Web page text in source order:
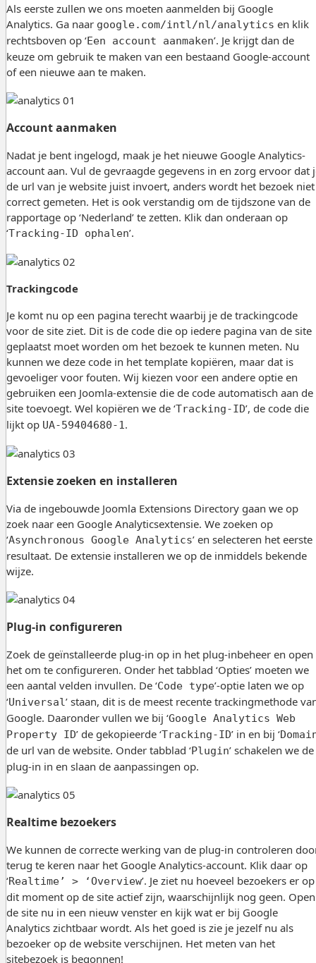
Als eerste zullen we ons moeten aanmelden bij Google
Analytics. Ga naar google.com/intl/nl/analytics en klik
rechtsboven op ‘Een account aanmaken’. Je krijgt dan de
keuze om gebruik te maken van een bestaand Google-account
of een nieuwe aan te maken.
Account aanmaken
Nadat je bent ingelogd, maak je het nieuwe Google Analytics-
account aan. Vul de gevraagde gegevens in en zorg ervoor dat
de url van je website juist invoert, anders wordt het bezoek niet
correct gemeten. Het is ook verstandig om de tijdszone van de
rapportage op ‘Nederland’ te zetten. Klik dan onderaan op
‘Tracking-ID ophalen’.
Trackingcode
Je komt nu op een pagina terecht waarbij je de trackingcode
voor de site ziet. Dit is de code die op iedere pagina van de site
geplaatst moet worden om het bezoek te kunnen meten. Nu
kunnen we deze code in het template kopiëren, maar dat is
gevoeliger voor fouten. Wij kiezen voor een andere optie en
gebruiken een Joomla-extensie die de code automatisch aan de
site toevoegt. Wel kopiëren we de ‘Tracking-ID’, de code die
lijkt op UA-59404680-1.
Extensie zoeken en installeren
Via de ingebouwde Joomla Extensions Directory gaan we op
zoek naar een Google Analyticsextensie. We zoeken op
‘Asynchronous Google Analytics’ en selecteren het eerste
resultaat. De extensie installeren we op de inmiddels bekende
wijze.
Plug-in configureren
Zoek de geïnstalleerde plug-in op in het plug-inbeheer en open
het om te configureren. Onder het tabblad ‘Opties’ moeten we
een aantal velden invullen. De ‘Code type’-optie laten we op
‘Universal’ staan, dit is de meest recente trackingmethode
Google. Daaronder vullen we bij ‘Google Analytics Web
Property ID’ de gekopieerde ‘Tracking-ID’ in en bij ‘
de url van de website. Onder tabblad ‘Plugin’ schakelen we de
plug-in in en slaan de aanpassingen op.
Realtime bezoekers
We kunnen de correcte werking van de plug-in controleren
terug te keren naar het Google Analytics-account. Klik daar op
‘Realtime’ > ‘Overview’. Je ziet nu hoeveel bezoekers er op
dit moment op de site actief zijn, waarschijnlijk nog geen. Open
de site nu in een nieuw venster en kijk wat er bij Google
Analytics zichtbaar wordt. Als het goed is zie je jezelf nu als
bezoeker op de website verschijnen. Het meten van het
sitebezoek is begonnen!